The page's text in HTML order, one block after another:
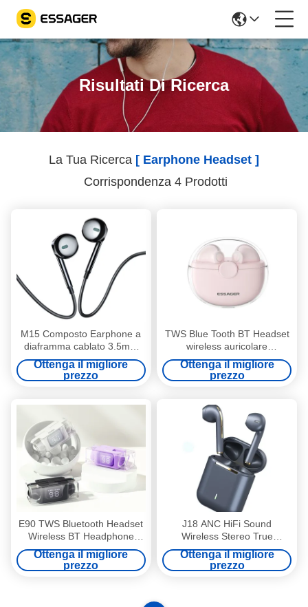
Risultati Di Ricerca
La Tua Ricerca [ Earphone Headset ]
Corrispondenza 4 Prodotti
M15 Composto Earphone a
diaframma cablato 3.5mm
PVC Mini Earphone Headset
Ottenga il migliore
prezzo
TWS Blue Tooth BT Headset
wireless auricolare
trasparente 35mAh 300mAh
Per ip Android
Ottenga il migliore
prezzo
E90 TWS Bluetooth Headset
Wireless BT Headphone
Earphone Per dispositivi di
riproduzione Android Ap
Ottenga il migliore
prezzo
J18 ANC HiFi Sound
Wireless Stereo True
Wireless Headset Auricolari
J18 Auricolari senza mani
Ottenga il migliore
prezzo